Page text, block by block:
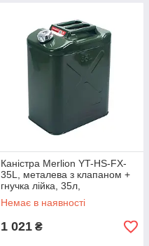
Каністра Merlion YT-HS-FX-
35L, металева з клапаном +
гнучка лійка, 35л,
355х255х480мм, Green
Немає в наявності
1 021 ₴